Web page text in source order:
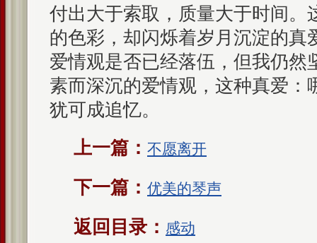
付出大于索取，质量大于时间。
的色彩，却闪烁着岁月沉淀的真
爱情观是否已经落伍，但我仍然
素而深沉的爱情观，这种真爱：
犹可成追忆。
上一篇： 不愿离开
下一篇： 优美的琴声
返回目录： 感动